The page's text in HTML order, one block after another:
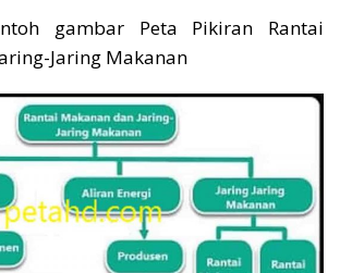
gambar Peta Pikiran Rantai
Jaring Makanan